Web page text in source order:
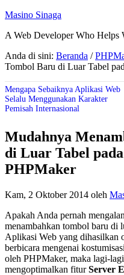
Masino Sinaga
A Web Developer Who Helps
Anda di sini: Beranda /
Tombol Baru di Luar Tabel
Mengapa Sebaiknya Aplikasi Web
Selalu Menggunakan Karakter
Pemisah Internasional
Mudahnya
di Luar Tabel
PHPMaker
Kam, 2 Oktober 2014 oleh
Apakah Anda pernah
menambahkan tombol baru di
Aplikasi Web yang dihasilkan
berbicara mengenai
oleh PHPMaker, maka lagi-
mengoptimalkan fiturServer